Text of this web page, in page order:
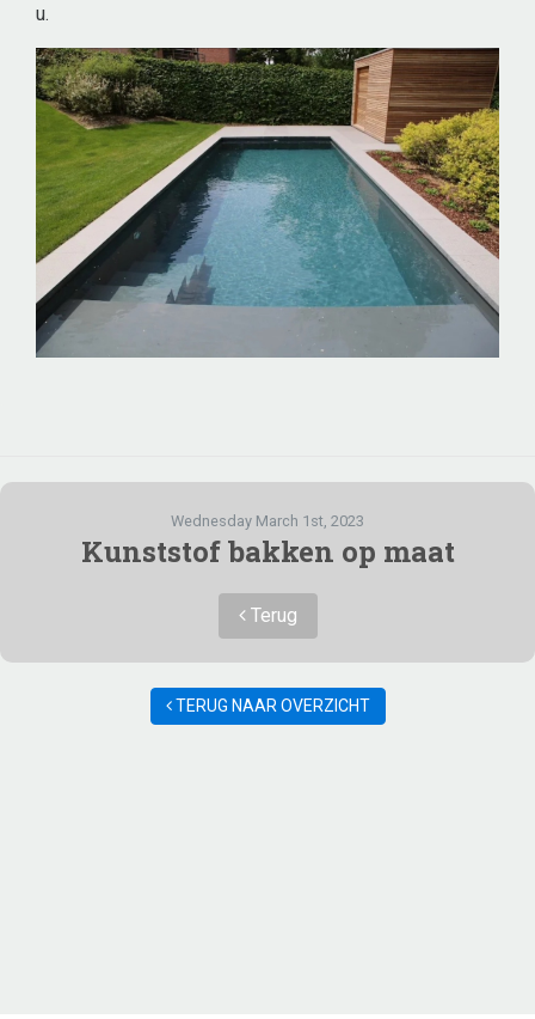
u.
Wednesday March 1st, 2023
Kunststof bakken op maat
Terug
TERUG NAAR OVERZICHT